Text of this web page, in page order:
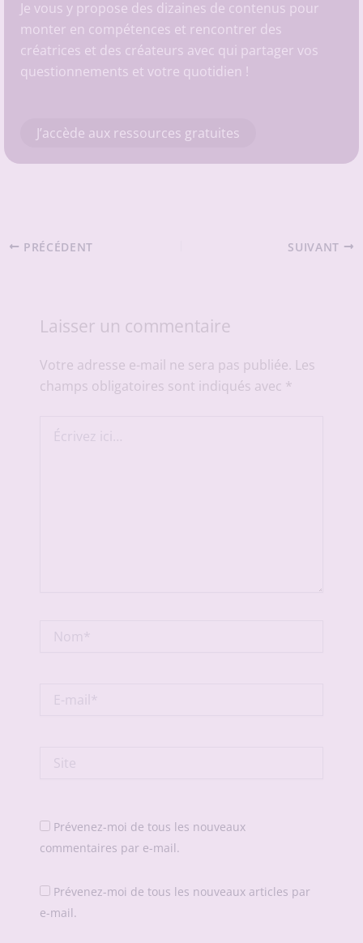
Je vous y propose des dizaines de contenus pour
monter en compétences et rencontrer des
créatrices et des créateurs avec qui partager vos
questionnements et votre quotidien !
J’accède aux ressources gratuites
PRÉCÉDENT SUIVANT
Laisser un commentaire
Votre adresse e-mail ne sera pas publiée. Les
champs obligatoires sont indiqués avec *
ici…
mail*
Prévenez-moi de tous les nouveaux
commentaires par e-mail.
Prévenez-moi de tous les nouveaux articles par
e-mail.